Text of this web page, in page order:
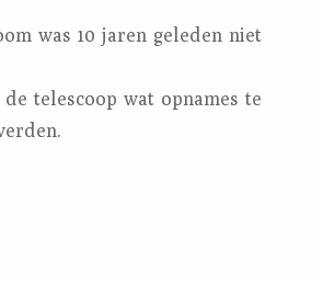
was 10 jaren geleden niet
telescoop wat opnames te